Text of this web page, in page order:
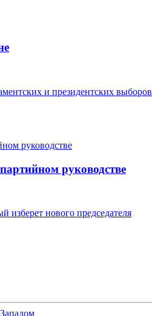
и президентских выборов
руководстве
нового председателя